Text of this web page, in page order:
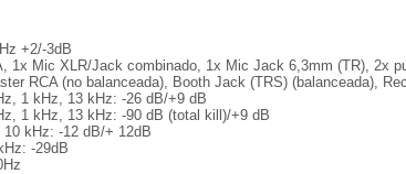
+2/-3dB
1x Mic XLR/Jack combinado, 1x Mic Jack 6,3mm (TR), 2x
RCA (no balanceada), Booth Jack (TRS) (balanceada),
1 kHz, 13 kHz: -26 dB/+9 dB
1 kHz, 13 kHz: -90 dB (total kill)/+9 dB
kHz: -12 dB/+ 12dB
-29dB